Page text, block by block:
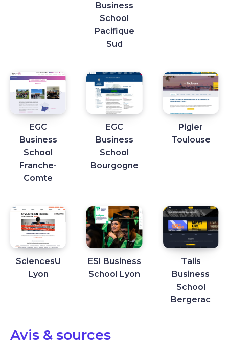
Business
School
Pacifique
Sud
EGC
Business
School
Franche-
Comte
EGC
Business
School
Bourgogne
Pigier
Toulouse
SciencesU
Lyon
ESI Business
School Lyon
Talis
Business
School
Bergerac
Avis & sources